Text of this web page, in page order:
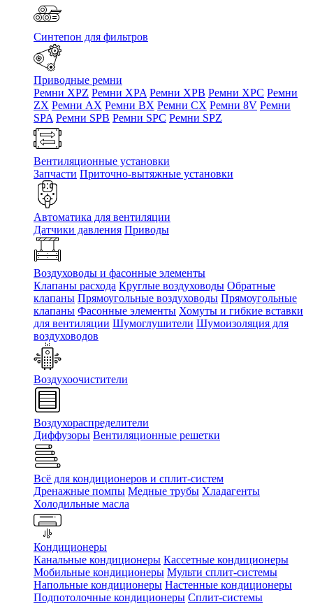
Синтепон для фильтров
Приводные ремни
Ремни XPZ Ремни XPA Ремни XPB Ремни XPC Ремни
ZX Ремни AX Ремни BX Ремни CX Ремни 8V Ремни
SPA Ремни SPB Ремни SPC Ремни SPZ
Вентиляционные установки
Запчасти Приточно-вытяжные установки
Автоматика для вентиляции
Датчики давления Приводы
Воздуховоды и фасонные элементы
Клапаны расхода Круглые воздуховоды Обратные
клапаны Прямоугольные воздуховоды Прямоугольные
клапаны Фасонные элементы Хомуты и гибкие вставки
для вентиляции Шумоглушители Шумоизоляция для
воздуховодов
Воздухоочистители
Воздухораспределители
Диффузоры Вентиляционные решетки
Всё для кондиционеров и сплит-систем
Дренажные помпы Медные трубы Хладагенты
Холодильные масла
Кондиционеры
Канальные кондиционеры Кассетные кондиционеры
Мобильные кондиционеры Мульти сплит-системы
Напольные кондиционеры Настенные кондиционеры
Подпотолочные кондиционеры Сплит-системы